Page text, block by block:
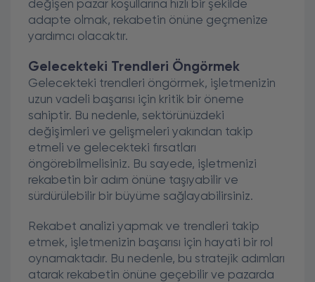
değişen pazar koşullarına hızlı bir şekilde
adapte olmak, rekabetin önüne geçmenize
yardımcı olacaktır.
Gelecekteki Trendleri Öngörmek
Gelecekteki trendleri öngörmek, işletmenizin
uzun vadeli başarısı için kritik bir öneme
sahiptir. Bu nedenle, sektörünüzdeki
değişimleri ve gelişmeleri yakından takip
etmeli ve gelecekteki fırsatları
öngörebilmelisiniz. Bu sayede, işletmenizi
rekabetin bir adım önüne taşıyabilir ve
sürdürülebilir bir büyüme sağlayabilirsiniz.
Rekabet analizi yapmak ve trendleri takip
etmek, işletmenizin başarısı için hayati bir rol
oynamaktadır. Bu nedenle, bu stratejik adımları
atarak rekabetin önüne geçebilir ve pazarda